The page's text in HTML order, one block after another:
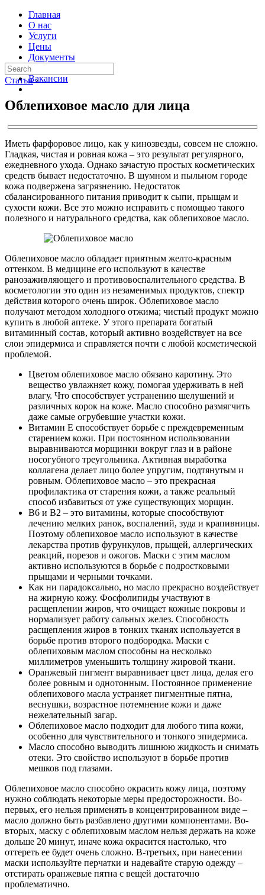
Главная
О нас
Услуги
Цены
Документы
Контакты
Вакансии
Статьи ›
Облепиховое масло для лица
Иметь фарфоровое лицо, как у кинозвезды, совсем не сложно.
Гладкая, чистая и ровная кожа – это результат регулярного,
ежедневного ухода. Однако зачастую простых косметических
средств бывает недостаточно. В шумном и пыльном городе
кожа подвержена загрязнению. Недостаток
сбалансированного питания приводит к сыпи, прыщам и
сухости кожи. Все это можно исправить с помощью такого
полезного и натурального средства, как облепиховое масло.
Облепиховое масло обладает приятным желто-красным
оттенком. В медицине его используют в качестве
ранозаживляющего и противовоспалительного средства. В
косметологии это один из незаменимых продуктов, спектр
действия которого очень широк. Облепиховое масло
получают методом холодного отжима; чистый продукт можно
купить в любой аптеке. У этого препарата богатый
витаминный состав, который активно воздействует на все
слои эпидермиса и справляется почти с любой косметической
проблемой.
Цветом облепиховое масло обязано каротину. Это
вещество увлажняет кожу, помогая удерживать в ней
влагу. Что способствует устранению шелушений и
различных корок на коже. Масло способно размягчить
даже самые огрубевшие участки кожи.
Витамин Е способствует борьбе с преждевременным
старением кожи. При постоянном использовании
выравниваются морщинки вокруг глаз и в районе
носогубного треугольника. Активная выработка
коллагена делает лицо более упругим, подтянутым и
ровным. Облепиховое масло – это прекрасная
профилактика от старения кожи, а также реальный
способ избавиться от уже существующих морщин.
В6 и В2 – это витамины, которые способствуют
лечению мелких ранок, воспалений, зуда и крапивницы.
Поэтому облепиховое масло используют в качестве
лекарства против фурункулов, прыщей, аллергических
реакций, порезов и ожогов. Маски с этим маслом
активно используются в борьбе с подростковыми
прыщами и черными точками.
Как ни парадоксально, но масло прекрасно воздействует
на жирную кожу. Фосфолипиды участвуют в
расщеплении жиров, что очищает кожные покровы и
нормализует работу сальных желез. Способность
расщепления жиров в тонких тканях используется в
борьбе против второго подбородка. Маски с
облепиховым маслом способны на несколько
миллиметров уменьшить толщину жировой ткани.
Оранжевый пигмент выравнивает цвет лица, делая его
более ровным и однотонным. Постоянное применение
облепихового масла устраняет пигментные пятна,
веснушки, возрастное потемнение кожи и даже
нежелательный загар.
Облепиховое масло подходит для любого типа кожи,
особенно для чувствительного и тонкого эпидермиса.
Масло способно выводить лишнюю жидкость и снимать
отеки. Это свойство используют в борьбе против
мешков под глазами.
Облепиховое масло способно окрасить кожу лица, поэтому
нужно соблюдать некоторые меры предосторожности. Во-
первых, его нельзя применять в концентрированном виде –
масло должно быть разбавлено другими компонентами. Во-
вторых, маску с облепиховым маслом нельзя держать на коже
дольше 20 минут, иначе кожа окрасится настолько, что
оттереть ее будет очень сложно. В-третьих, при нанесении
маски используйте перчатки и надевайте старую одежду –
отстирать оранжевые пятна с вещей достаточно
проблематично.